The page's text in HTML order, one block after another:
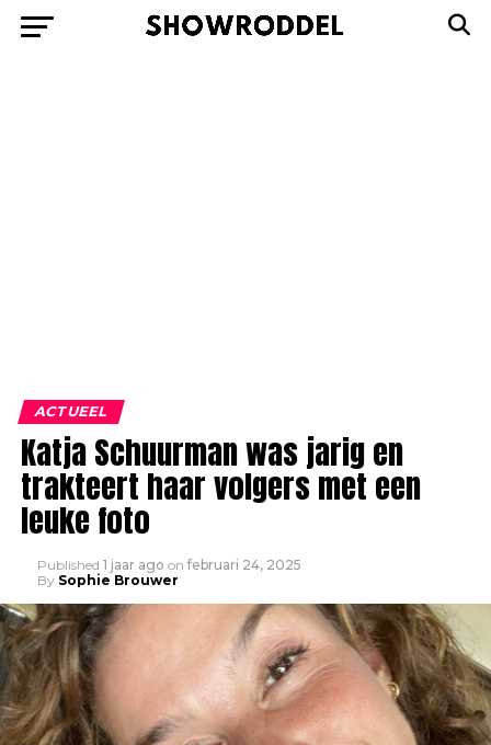
ACTUEEL
Katja Schuurman was jarig en
trakteert haar volgers met een
leuke foto
Published 1 jaar ago on februari 24, 2025
By Sophie Brouwer